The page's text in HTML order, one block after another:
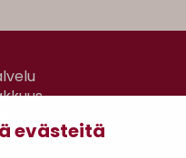
evästeitä
Café